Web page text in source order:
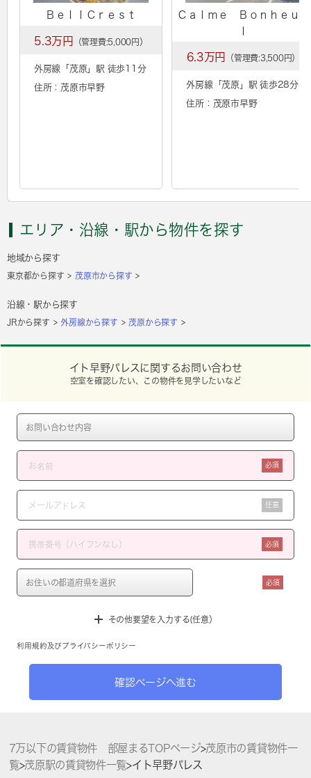
ＢｅｌｌＣｒｅｓｔ
5.3万円 （管理費:5,000円）
外房線「 茂原 」駅 徒歩11分
住所：茂原市早野
Ｃａｌｍｅ Ｂｏｎｈｅｕｒ
6.3万円 （管理費:3,500円）
外房線「 茂原 」駅 徒歩28分
住所：茂原市早野
エリア・沿線・駅から物件を探す
地域から探す
東京都から探す 茂原市から探す
沿線・駅から探す
JRから探す 外房線から探す 茂原から探す
イト早野パレスに関するお問い合わせ
空室を確認したい、この物件を見学したいなど
必須
任意
必須
必須
その他要望を入力する(任意）
利用規約 及び プライバシーポリシー
確認ページへ進む
7万以下の賃貸物件 部屋まるTOPページ>茂原市の賃貸物件一
覧>茂原駅の賃貸物件一覧>イト早野パレス